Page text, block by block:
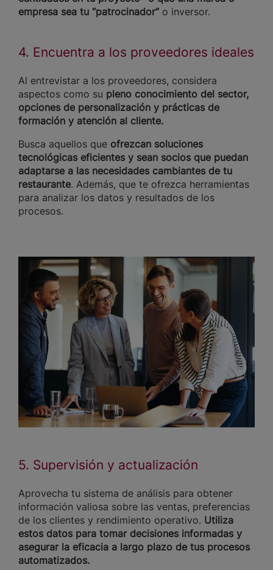
empresa sea tu “patrocinador” o inversor.
4. Encuentra a los proveedores ideales
Al entrevistar a los proveedores, considera
aspectos como su pleno conocimiento del sector,
opciones de personalización y prácticas de
formación y atención al cliente.
Busca aquellos que ofrezcan soluciones
tecnológicas eficientes y sean socios que puedan
adaptarse a las necesidades cambiantes de tu
restaurante. Además, que te ofrezca herramientas
para analizar los datos y resultados de los
procesos.
5. Supervisión y actualización
Aprovecha tu sistema de análisis para obtener
información valiosa sobre las ventas, preferencias
de los clientes y rendimiento operativo. Utiliza
estos datos para tomar decisiones informadas y
asegurar la eficacia a largo plazo de tus procesos
automatizados.